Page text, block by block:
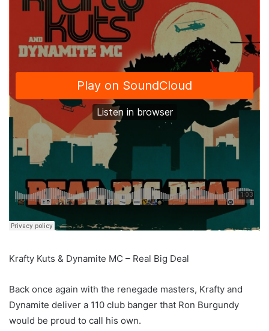
Krafty Kuts & Dynamite MC – Real Big Deal
Back once again with the renegade masters, Krafty and
Dynamite deliver a 110 club banger that Ron Burgundy
would be proud to call his own.